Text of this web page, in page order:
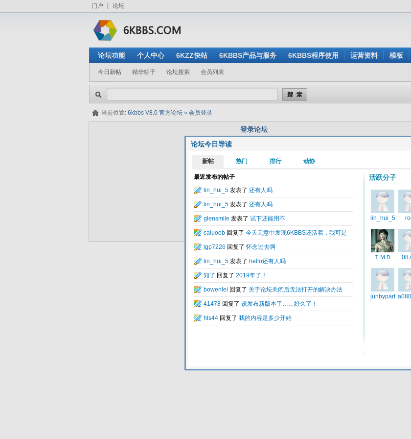
门户 论坛
论坛功能 个人中心 6KZZ快站 6KBBS产品与服务 6KBBS程序使用 运营资料 模板
今日新帖 精华帖子 论坛搜索 会员列表
论坛今日导读
当前位置: 6kbbs V8.0 官方论坛 » 会员登录
登录论坛
用户名:
验证码: 看不清楚？点击刷新验证码
隐身登录: 是 否
记住我的登录状态
Total 0.006046(s) query 3, Time now is:2026-08-09 16:24
Powered by